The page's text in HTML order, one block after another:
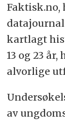
Faktisk.no,
kartlagt
13 og 23
alvorlige
av